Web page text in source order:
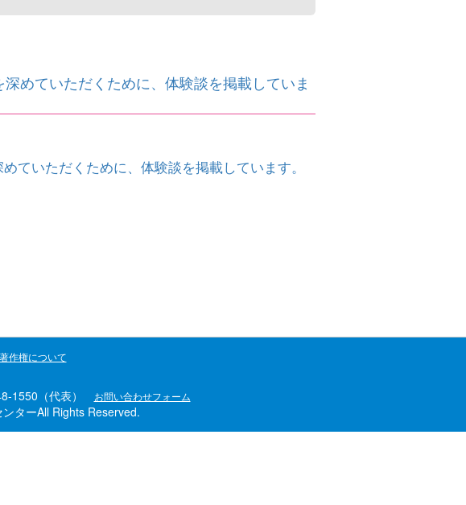
めていただくために、体験談を掲載していま
ていただくために、体験談を掲載しています。
著作権について
1550（代表）
お問い合わせフォーム
ターAll Rights Reserved.